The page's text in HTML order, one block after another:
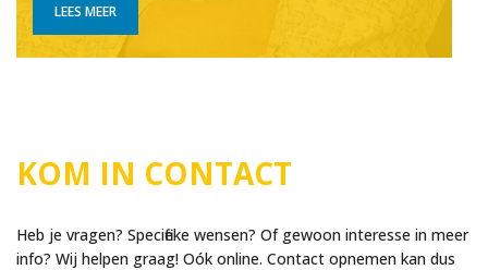
LEES MEER
KOM IN CONTACT
Heb je vragen? Specifieke wensen? Of gewoon interesse in meer
info? Wij helpen graag! Oók online. Contact opnemen kan dus